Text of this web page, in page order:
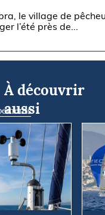
le village de
l’été près de...
À découvrir
aussi